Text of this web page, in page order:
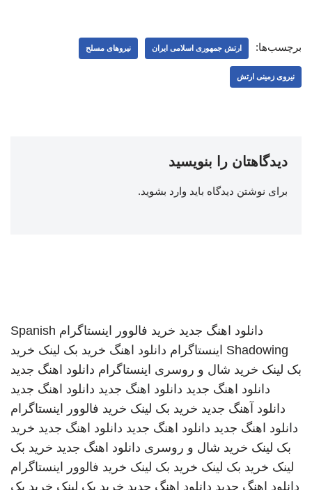
برچسب‌ها: ارتش جمهوری اسلامی ایران نیروهای مسلح
نیروی زمینی ارتش
دیدگاهتان را بنویسید
برای نوشتن دیدگاه باید وارد بشوید.
دانلود اهنگ جدید خرید فالوور اینستاگرام Spanish
Shadowing اینستاگرام دانلود اهنگ خرید بک لینک خرید
بک لینک خرید شال و روسری اینستاگرام دانلود اهنگ جدید
دانلود اهنگ جدید دانلود اهنگ جدید دانلود اهنگ جدید
دانلود آهنگ جدید خرید بک لینک خرید فالوور اینستاگرام
دانلود اهنگ جدید دانلود اهنگ جدید دانلود اهنگ جدید خرید
بک لینک خرید شال و روسری دانلود اهنگ جدید خرید بک
لینک خرید بک لینک خرید بک لینک خرید فالوور اینستاگرام
دانلود اهنگ جدید دانلود اهنگ جدید خرید بک لینک خرید بک